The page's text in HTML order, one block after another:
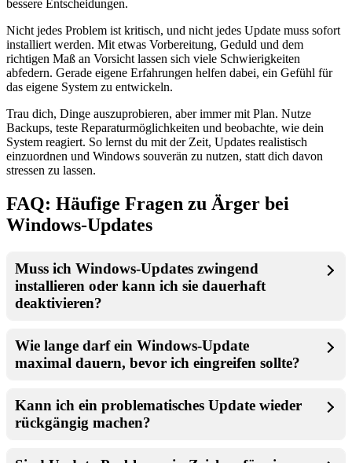
bessere Entscheidungen.
Nicht jedes Problem ist kritisch, und nicht jedes Update muss sofort
installiert werden. Mit etwas Vorbereitung, Geduld und dem
richtigen Maß an Vorsicht lassen sich viele Schwierigkeiten
abfedern. Gerade eigene Erfahrungen helfen dabei, ein Gefühl für
das eigene System zu entwickeln.
Trau dich, Dinge auszuprobieren, aber immer mit Plan. Nutze
Backups, teste Reparaturmöglichkeiten und beobachte, wie dein
System reagiert. So lernst du mit der Zeit, Updates realistisch
einzuordnen und Windows souverän zu nutzen, statt dich davon
stressen zu lassen.
FAQ: Häufige Fragen zu Ärger bei
Windows-Updates
Muss ich Windows-Updates zwingend
installieren oder kann ich sie dauerhaft
deaktivieren?
Wie lange darf ein Windows-Update
maximal dauern, bevor ich eingreifen sollte?
Kann ich ein problematisches Update wieder
rückgängig machen?